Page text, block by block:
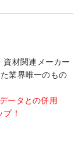
資材関連メーカー
業界唯一のもの
ータとの併用
！